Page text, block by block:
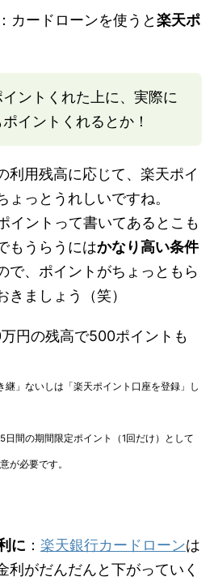
：カードローンを使うと楽天ポ
イントくれた上に、実際に
ポイントくれるとか！
利用残高に応じて、楽天ポイ
ょっとうれしいですね。
イントって書いてあるとこも
もうらうにはかなり高い条件
で、ポイントがちょっともら
きましょう（笑）
円の残高で500ポイントも
」ないしは「楽天ポイント口座を登録」し
日間の期間限定ポイント（1回だけ）として
が必要です。
に ： 楽天銀行カードローンは
利がだんだんと下がっていく